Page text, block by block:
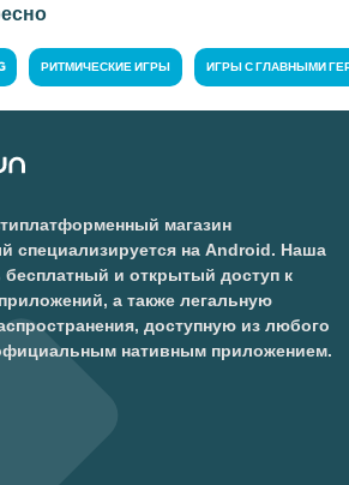
РИТМИЧЕСКИЕ ИГРЫ ИГРЫ С ГЛАВНЫМИ
магазин
специализируется на Android. Наша
бесплатный и открытый доступ к
а также легальную
доступную из любого
нативным приложением.